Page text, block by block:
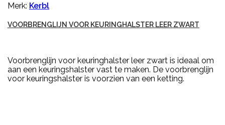
Merk: Kerbl
VOORBRENGLIJN VOOR KEURINGHALSTER LEER ZWART
Voorbrenglijn voor keuringhalster leer zwart is ideaal om
aan een keuringshalster vast te maken. De voorbrenglijn
voor keuringshalster is voorzien van een ketting.